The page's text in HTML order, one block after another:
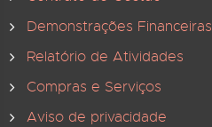
Demonstrações Financeiras
Relatório de Atividades
Compras e Serviços
Aviso de privacidade